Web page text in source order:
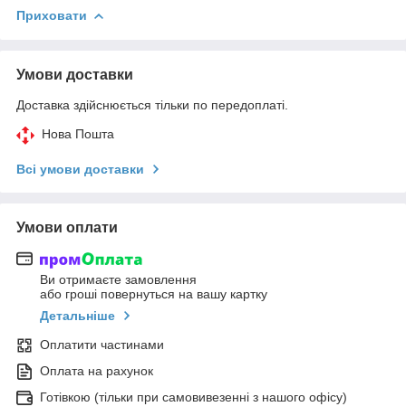
Приховати
Умови доставки
Доставка здійснюється тільки по передоплаті.
Нова Пошта
Всі умови доставки
Умови оплати
Ви отримаєте замовлення
або гроші повернуться на вашу картку
Детальніше
Оплатити частинами
Оплата на рахунок
Готівкою (тільки при самовивезенні з нашого офісу)